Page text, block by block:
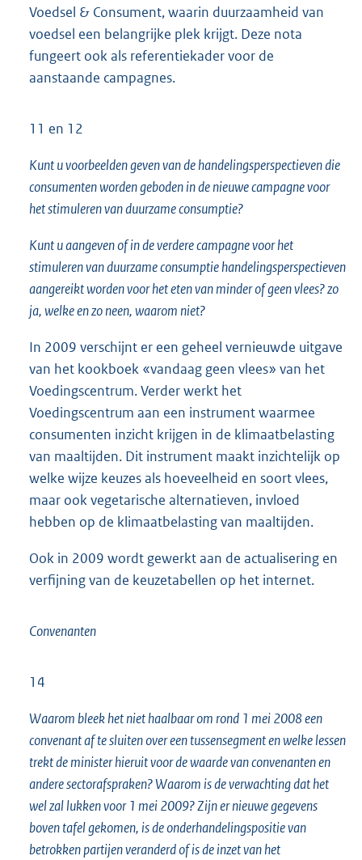
Voedsel & Consument, waarin duurzaamheid van
voedsel een belangrijke plek krijgt. Deze nota
fungeert ook als referentiekader voor de
aanstaande campagnes.
11 en 12
Kunt u voorbeelden geven van de handelingsperspectieven die
consumenten worden geboden in de nieuwe campagne voor
het stimuleren van duurzame consumptie?
Kunt u aangeven of in de verdere campagne voor het
stimuleren van duurzame consumptie handelingsperspectieven
aangereikt worden voor het eten van minder of geen vlees? zo
ja, welke en zo neen, waarom niet?
In 2009 verschijnt er een geheel vernieuwde uitgave
van het kookboek «vandaag geen vlees» van het
Voedingscentrum. Verder werkt het
Voedingscentrum aan een instrument waarmee
consumenten inzicht krijgen in de klimaatbelasting
van maaltijden. Dit instrument maakt inzichtelijk op
welke wijze keuzes als hoeveelheid en soort vlees,
maar ook vegetarische alternatieven, invloed
hebben op de klimaatbelasting van maaltijden.
Ook in 2009 wordt gewerkt aan de actualisering en
verfijning van de keuzetabellen op het internet.
Convenanten
14
Waarom bleek het niet haalbaar om rond 1 mei 2008 een
convenant af te sluiten over een tussensegment en welke lessen
trekt de minister hieruit voor de waarde van convenanten en
andere sectorafspraken? Waarom is de verwachting dat het
wel zal lukken voor 1 mei 2009? Zijn er nieuwe gegevens
boven tafel gekomen, is de onderhandelingspositie van
betrokken partijen veranderd of is de inzet van het